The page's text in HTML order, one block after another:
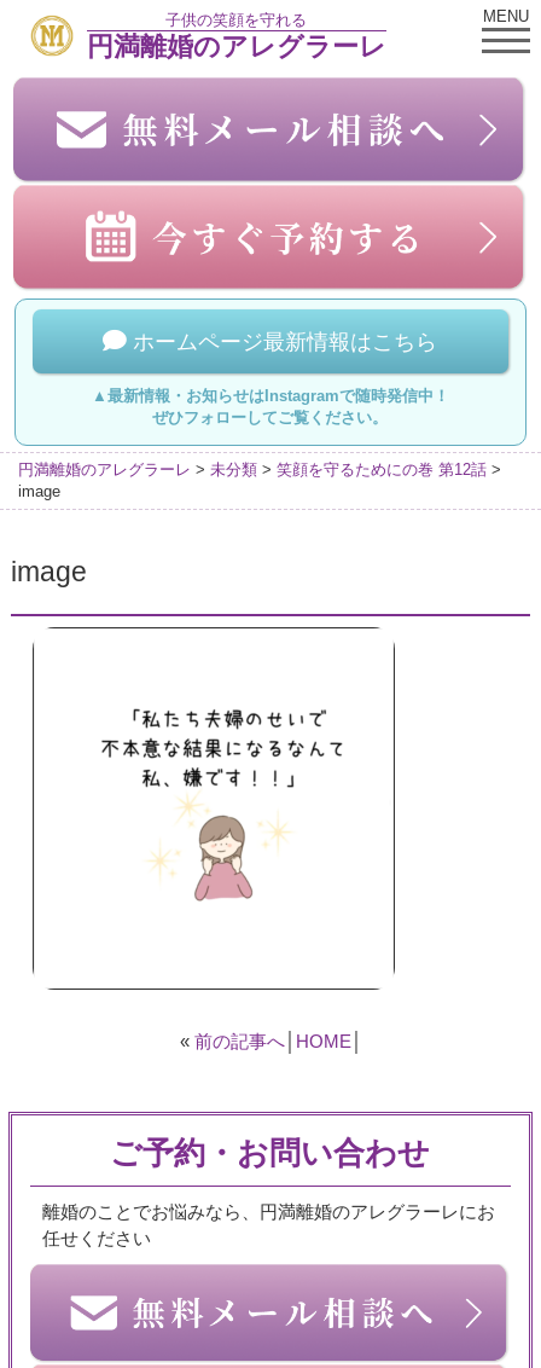
子供の笑顔を守れる
円満離婚のアレグラーレ
MENU
ホームページ最新情報はこちら
▲最新情報・お知らせはInstagramで随時発信中！
ぜひフォローしてご覧ください。
円満離婚のアレグラーレ > 未分類 > 笑顔を守るためにの巻 第12話 >
image
image
« 前の記事へ│ HOME
ご予約・お問い合わせ
離婚のことでお悩みなら、円満離婚のアレグラーレにお
任せください